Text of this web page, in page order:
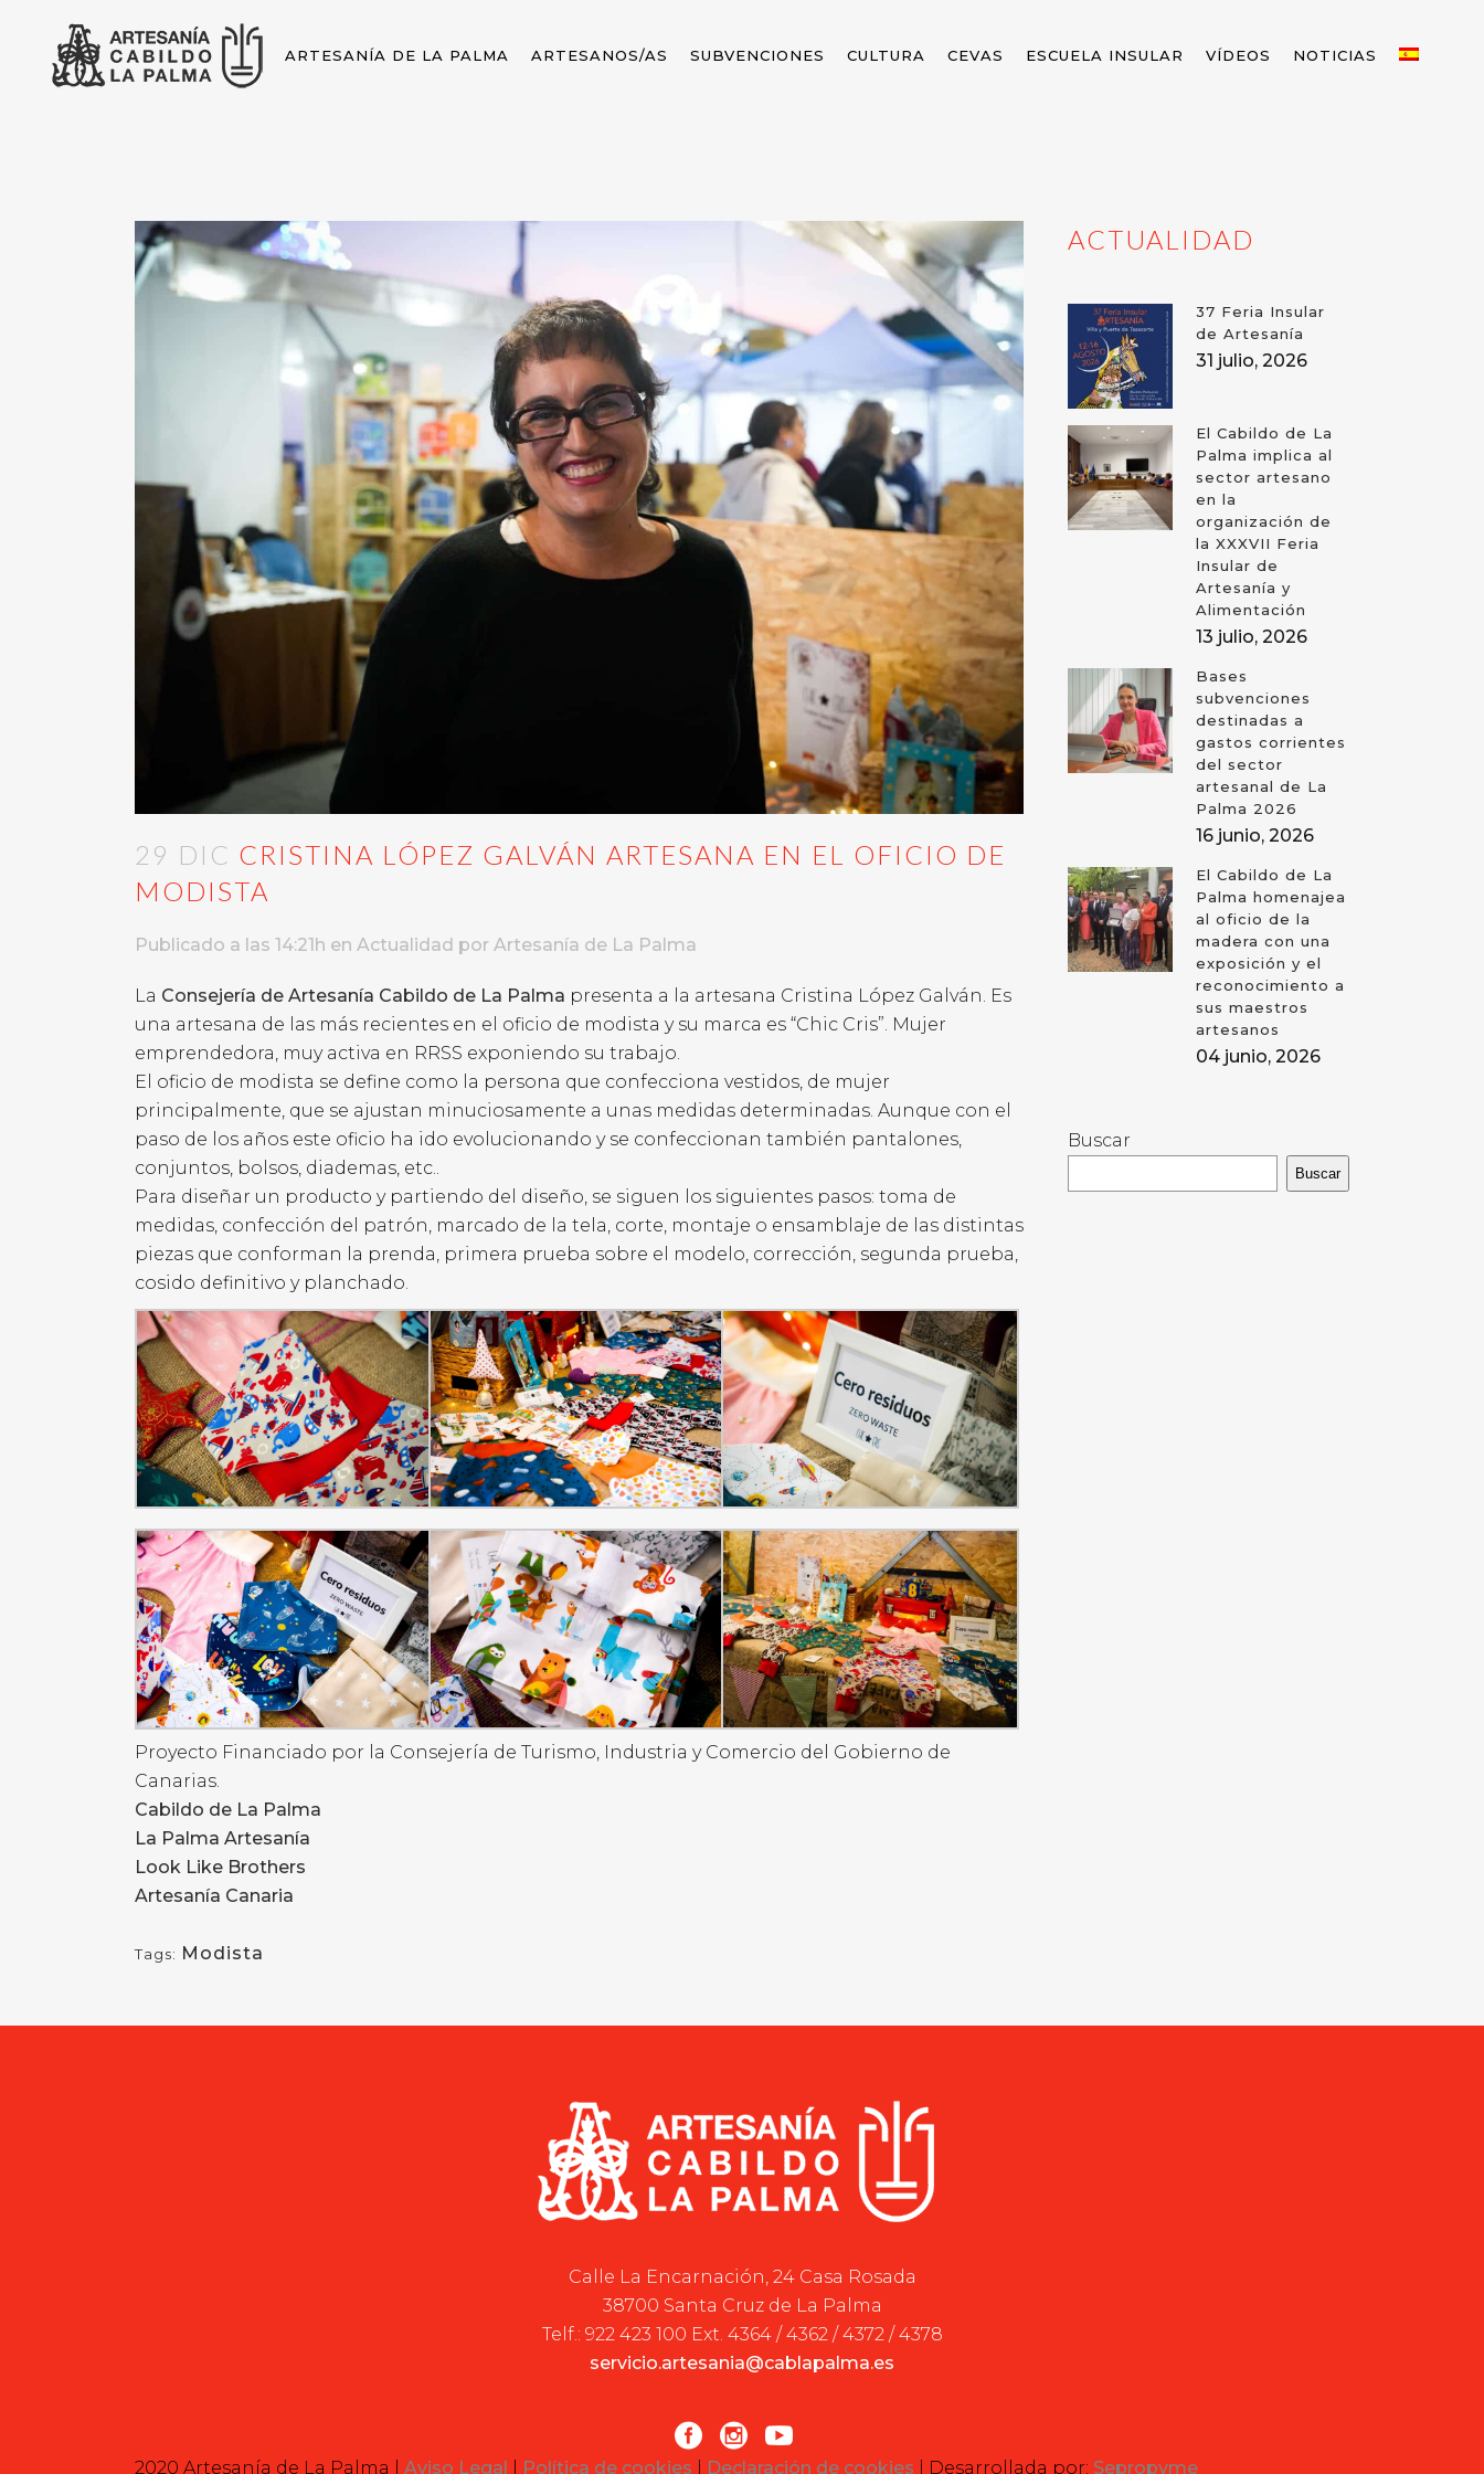
ARTESANÍA DE LA PALMA ARTESANOS/AS SUBVENCIONES CULTURA CEVAS ESCUELA INSULAR VÍDEOS NOTICIAS
29 DIC CRISTINA LÓPEZ GALVÁN ARTESANA EN EL OFICIO DE
MODISTA
Publicado a las 14:21h en Actualidad por Artesanía de La Palma
La Consejería de Artesanía Cabildo de La Palma presenta a la artesana Cristina López Galván. Es
una artesana de las más recientes en el oficio de modista y su marca es “Chic Cris”. Mujer
emprendedora, muy activa en RRSS exponiendo su trabajo.
El oficio de modista se define como la persona que confecciona vestidos, de mujer
principalmente, que se ajustan minuciosamente a unas medidas determinadas. Aunque con el
paso de los años este oficio ha ido evolucionando y se confeccionan también pantalones,
conjuntos, bolsos, diademas, etc..
Para diseñar un producto y partiendo del diseño, se siguen los siguientes pasos: toma de
medidas, confección del patrón, marcado de la tela, corte, montaje o ensamblaje de las distintas
piezas que conforman la prenda, primera prueba sobre el modelo, corrección, segunda prueba,
cosido definitivo y planchado.
Proyecto Financiado por la Consejería de Turismo, Industria y Comercio del Gobierno de
Canarias.
Cabildo de La Palma
La Palma Artesanía
Look Like Brothers
Artesanía Canaria
Tags: Modista
ACTUALIDAD
37 Feria Insular
de Artesanía
31 julio, 2026
El Cabildo de La
Palma implica al
sector artesano
en la
organización de
la XXXVII Feria
Insular de
Artesanía y
Alimentación
13 julio, 2026
Bases
subvenciones
destinadas a
gastos corrientes
del sector
artesanal de La
Palma 2026
16 junio, 2026
El Cabildo de La
Palma homenajea
al oficio de la
madera con una
exposición y el
reconocimiento a
sus maestros
artesanos
04 junio, 2026
Buscar
Buscar
Calle La Encarnación, 24 Casa Rosada
38700 Santa Cruz de La Palma
Telf.: 922 423 100 Ext. 4364 / 4362 / 4372 / 4378
servicio.artesania@cablapalma.es
2020 Artesanía de La Palma | Aviso Legal Política de cookies Declaración de cookies | Desarrollada por: Sepropyme